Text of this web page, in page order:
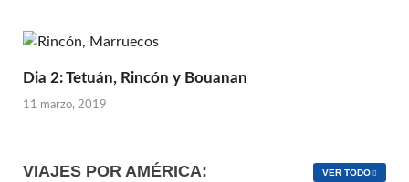
Dia 2: Tetuán, Rincón y Bouanan
11 marzo, 2019
VIAJES POR AMÉRICA: VER TODO